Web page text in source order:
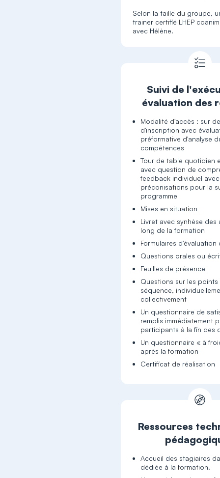
Selon la taille du groupe,
trainer certifié LHEP
avec Hélène.
Suivi de
évaluation des
Modalité d'accès : sur
d'inscription avec
préformative d'analyse
compétences
Tour de table quotidien
avec question de
feedback individuel avec
préconisations pour la
programme
Mises en situation
Livret avec synhèse
long de la formation
Formulaires
Questions orales ou
Feuilles de présence
Questions sur les
séquence,
collectivement
Un questionnaire de
remplis immédiatement
participants à la fin des
Un questionnaire « à
après la formation
Certificat de réalisation
Ressources
Accueil des stagiaires
dédiée à la formation.